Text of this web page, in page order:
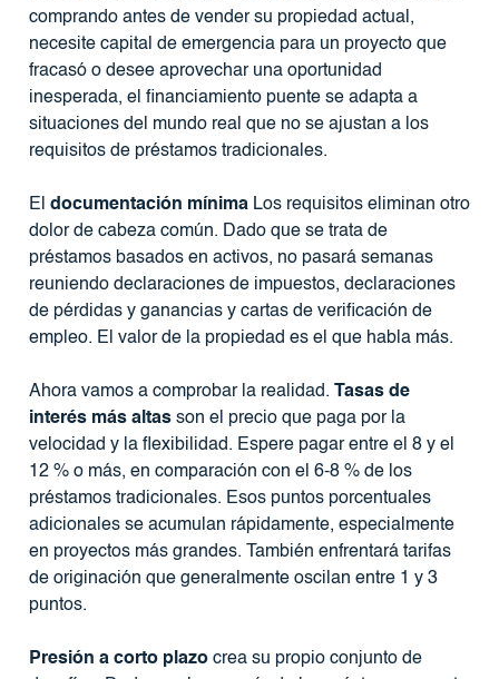
comprando antes de vender su propiedad actual,
necesite capital de emergencia para un proyecto que
fracasó o desee aprovechar una oportunidad
inesperada, el financiamiento puente se adapta a
situaciones del mundo real que no se ajustan a los
requisitos de préstamos tradicionales.
El documentación mínimaLos requisitos eliminan otro
dolor de cabeza común. Dado que se trata de
préstamos basados ​​en activos, no pasará semanas
reuniendo declaraciones de impuestos, declaraciones
de pérdidas y ganancias y cartas de verificación de
empleo. El valor de la propiedad es el que habla más.
Ahora vamos a comprobar la realidad.
Tasas de
interés más altasson el precio que paga por la
velocidad y la flexibilidad. Espere pagar entre el 8 y el
12 % o más, en comparación con el 6-8 % de los
préstamos tradicionales. Esos puntos porcentuales
adicionales se acumulan rápidamente, especialmente
en proyectos más grandes. También enfrentará tarifas
de originación que generalmente oscilan entre 1 y 3
puntos.
Presión a corto plazocrea su propio conjunto de